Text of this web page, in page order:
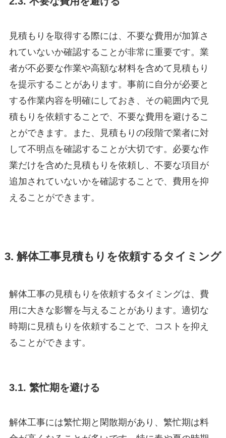
見積もりを取得する際には、不要な費用が加算さ
れていないか確認することが非常に重要です。業
者が不必要な作業や高額な材料を含めて見積もり
を提示することがあります。事前に自分が必要と
する作業内容を明確にしておき、その範囲内で見
積もりを依頼することで、不要な費用を避けるこ
とができます。また、見積もりの段階で業者に対
して不明点を確認することが大切です。必要な作
業だけを含めた見積もりを依頼し、不要な項目が
追加されていないかを確認することで、費用を抑
えることができます。
3. 解体工事見積もりを依頼するタイミング
解体工事の見積もりを依頼するタイミングは、費
用に大きな影響を与えることがあります。適切な
時期に見積もりを依頼することで、コストを抑え
ることができます。
3.1. 繁忙期を避ける
解体工事には繁忙期と閑散期があり、繁忙期は料